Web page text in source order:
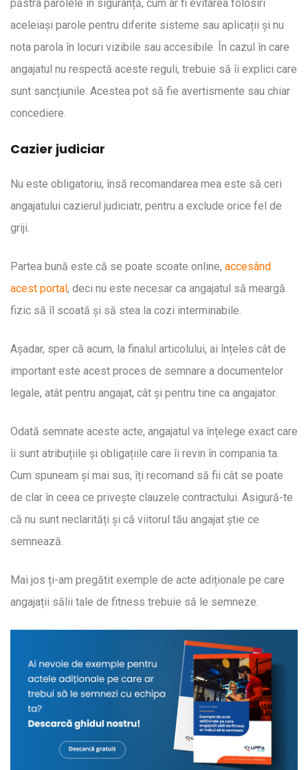
păstra parolele în siguranță, cum ar fi evitarea folosiri
aceleiași parole pentru diferite sisteme sau aplicații și nu
nota parola în locuri vizibile sau accesibile. În cazul în care
angajatul nu respectă aceste reguli, trebuie să îi explici care
sunt sancțiunile. Acestea pot să fie avertismente sau chiar
concediere.
Cazier judiciar
Nu este obligatoriu, însă recomandarea mea este să ceri
angajatului cazierul judiciatr, pentru a exclude orice fel de
griji.
Partea bună este că se poate scoate online, accesând
acest portal , deci nu este necesar ca angajatul să meargă
fizic să îl scoată și să stea la cozi interminabile.
Așadar, sper că acum, la finalul articolului, ai înțeles cât de
important este acest proces de semnare a documentelor
legale, atât pentru angajat, cât și pentru tine ca angajator.
Odată semnate aceste acte, angajatul va înțelege exact care
îi sunt atribuțiile și obligațiile care îi revin în compania ta.
Cum spuneam și mai sus, îți recomand să fii cât se poate
de clar în ceea ce privește clauzele contractului. Asigură-te
că nu sunt neclarități și că viitorul tău angajat știe ce
semnează.
Mai jos ți-am pregătit exemple de acte adiționale pe care
angajații sălii tale de fitness trebuie să le semneze.